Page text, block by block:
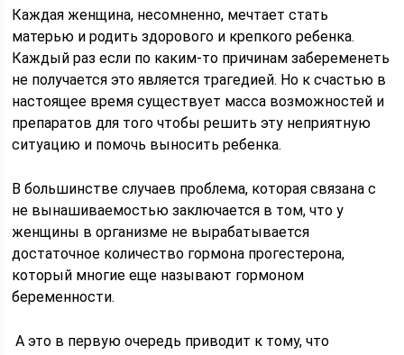
Каждая женщина, несомненно, мечтает стать
матерью и родить здорового и крепкого ребенка.
Каждый раз если по каким-то причинам забеременеть
не получается это является трагедией. Но к счастью в
настоящее время существует масса возможностей и
препаратов для того чтобы решить эту неприятную
ситуацию и помочь выносить ребенка.
В большинстве случаев проблема, которая связана с
не вынашиваемостью заключается в том, что у
женщины в организме не вырабатывается
достаточное количество гормона прогестерона,
который многие еще называют гормоном
беременности.
А это в первую очередь приводит к тому, что